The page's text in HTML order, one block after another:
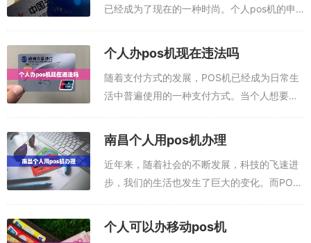
已经成为了现在的一种时尚。个人pos机的申
请个人pos机，我们需要了解一下整个申请流
程，以及申请时所需要的材料。POS...
个人办pos机现在违法吗
随着支付方式的发展，POS机已经成为日常生
活中普遍使用的一种支付方式。当个人想要拥
POS机违法吗？POS办理入口：点此进入下载
申领P0S机或者，扫码办理：办理...
南昌个人用pos机办理
近年来，随着社会的不断发展，科技的飞速进
步，我们的生活也发生了巨大的变化。而POS
展中有着不可或缺的作用。现在，POS机不仅
在商店、超市里用来收...
个人可以办移动pos机